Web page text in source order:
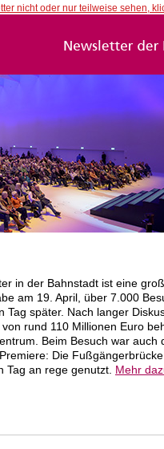
nicht oder nur teilweise sehen,
in der Bahnstadt ist eine
am 19. April, über 7.000
später. Nach langer
rund 110 Millionen Euro
Beim Besuch war auch
Die
Tag an rege genutzt. Mehr